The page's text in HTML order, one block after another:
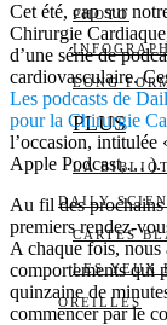
PHOTO
LONG
PLUS
LA
DAILY
CARTES
LES YEUX
OREILLES
Cet été, cap sur
Chirurgie
d’une série de
cardiovasculaire.
Les podcasts de
pour la Chirurgie
l’occasion, intitulée
Apple Podcast,… ).
Au fil des
premiers rendez-
A chaque fois, nous
comportements qui
quinzaine de
commencer par le